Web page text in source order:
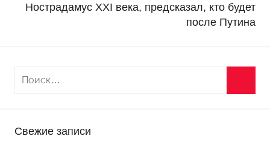
Нострадамус XXI века, предсказал, кто будет
после Путина
Свежие записи